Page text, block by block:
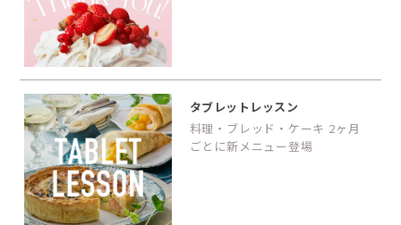
タブレットレッスン
料理・ブレッド・ケーキ 2ヶ月
ごとに新メニュー登場